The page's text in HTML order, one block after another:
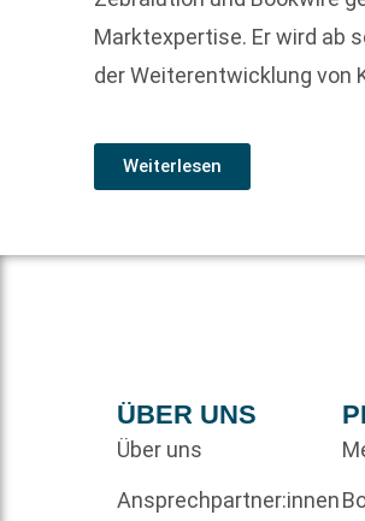
Marktexpertise. Er wird ab
der Weiterentwicklung von
Weiterlesen
ÜBER UNS
Über uns
Ansprechpartner:innen